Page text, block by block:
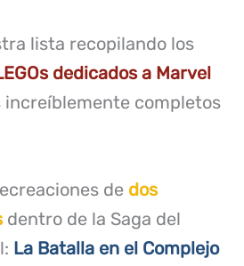
lista recopilando los
dedicados a Marvel
increíblemente completos
de dos
dentro de la Saga del
La Batalla en el Complejo